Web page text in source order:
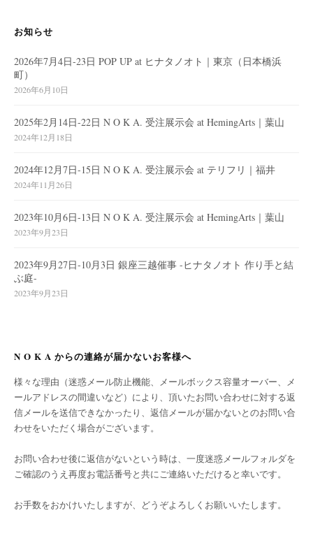
お知らせ
2026年7月4日-23日 POP UP at ヒナタノオト｜東京（日本橋浜
町）
2026年6月10日
2025年2月14日-22日 N O K A. 受注展示会 at HemingArts｜葉山
2024年12月18日
2024年12月7日-15日 N O K A. 受注展示会 at テリフリ｜福井
2024年11月26日
2023年10月6日-13日 N O K A. 受注展示会 at HemingArts｜葉山
2023年9月23日
2023年9月27日-10月3日 銀座三越催事 -ヒナタノオト 作り手と結
ぶ庭-
2023年9月23日
N O K A からの連絡が届かないお客様へ
様々な理由（迷惑メール防止機能、メールボックス容量オーバー、メ
ールアドレスの間違いなど）により、頂いたお問い合わせに対する返
信メールを送信できなかったり、返信メールが届かないとのお問い合
わせをいただく場合がございます。
お問い合わせ後に返信がないという時は、一度迷惑メールフォルダを
ご確認のうえ再度お電話番号と共にご連絡いただけると幸いです。
お手数をおかけいたしますが、どうぞよろしくお願いいたします。